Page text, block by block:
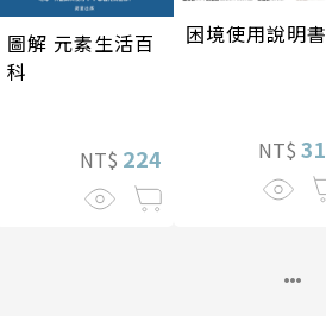
圖解 元素生活百
科
NT$ 224
困境使用說明書
NT$